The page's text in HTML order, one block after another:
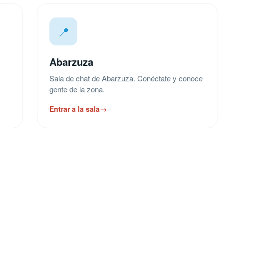
📍
Abarzuza
Sala de chat de Abarzuza. Conéctate y conoce
gente de la zona.
Entrar a la sala→